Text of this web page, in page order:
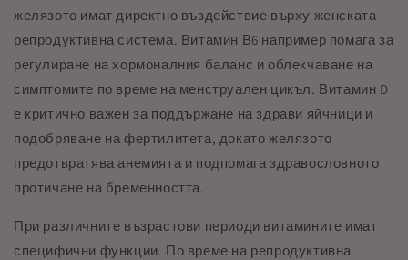
желязото имат директно въздействие върху женската
репродуктивна система. Витамин В6 например помага за
регулиране на хормоналния баланс и облекчаване на
симптомите по време на менструален цикъл. Витамин D
е критично важен за поддържане на здрави яйчници и
подобряване на фертилитета, докато желязото
предотвратява анемията и подпомага здравословното
протичане на бременността.
При различните възрастови периоди витамините имат
специфични функции. По време на репродуктивна